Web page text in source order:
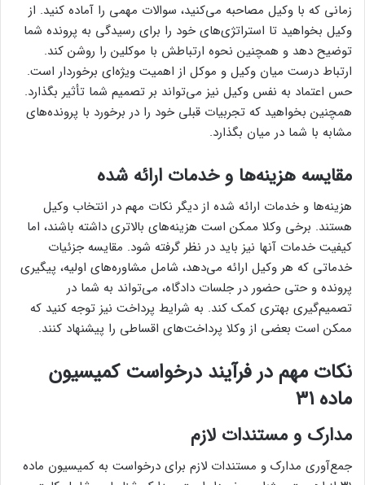
زمانی که با وکیل مصاحبه می‌کنید، سوالات مهمی را آماده کنید. از
وکیل بخواهید تا استراتژی‌های خود را برای رسیدگی به پرونده شما
توضیح دهد و همچنین نحوه ارتباطش با موکلین را روشن کند.
ارتباط درست میان وکیل و موکل از اهمیت ویژه‌ای برخوردار است.
حس اعتماد به نفس وکیل نیز می‌تواند بر تصمیم شما تأثیر بگذارد.
همچنین بخواهید که تجربیات قبلی خود را در برخورد با پرونده‌های
مشابه با شما در میان بگذارد.
مقایسه هزینه‌ها و خدمات ارائه شده
هزینه‌ها و خدمات ارائه شده از دیگر نکات مهم در انتخاب وکیل
هستند. برخی وکلا ممکن است هزینه‌های بالاتری داشته باشند، اما
کیفیت خدمات آنها نیز باید در نظر گرفته شود. مقایسه جزئیات
خدماتی که هر وکیل ارائه می‌دهد، شامل مشاوره‌های اولیه، پیگیری
پرونده و حتی حضور در جلسات دادگاه، می‌تواند به شما در
تصمیم‌گیری بهتری کمک کند. به شرایط پرداخت نیز توجه کنید که
ممکن است بعضی از وکلا پرداخت‌های اقساطی را پیشنهاد کنند.
نکات مهم در فرآیند درخواست کمیسیون
ماده ۳۱
مدارک و مستندات لازم
جمع‌آوری مدارک و مستندات لازم برای درخواست به کمیسیون ماده